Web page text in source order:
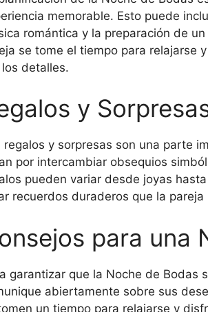
memorable. Esto puede
romántica y la preparación de
se tome el tiempo para relajarse
los detalles.
y
regalos y sorpresas son una parte
por intercambiar obsequios
pueden variar desde joyas
recuerdos duraderos que la
para una
garantizar que la Noche de Bodas
abiertamente sobre sus
un tiempo para relajarse y